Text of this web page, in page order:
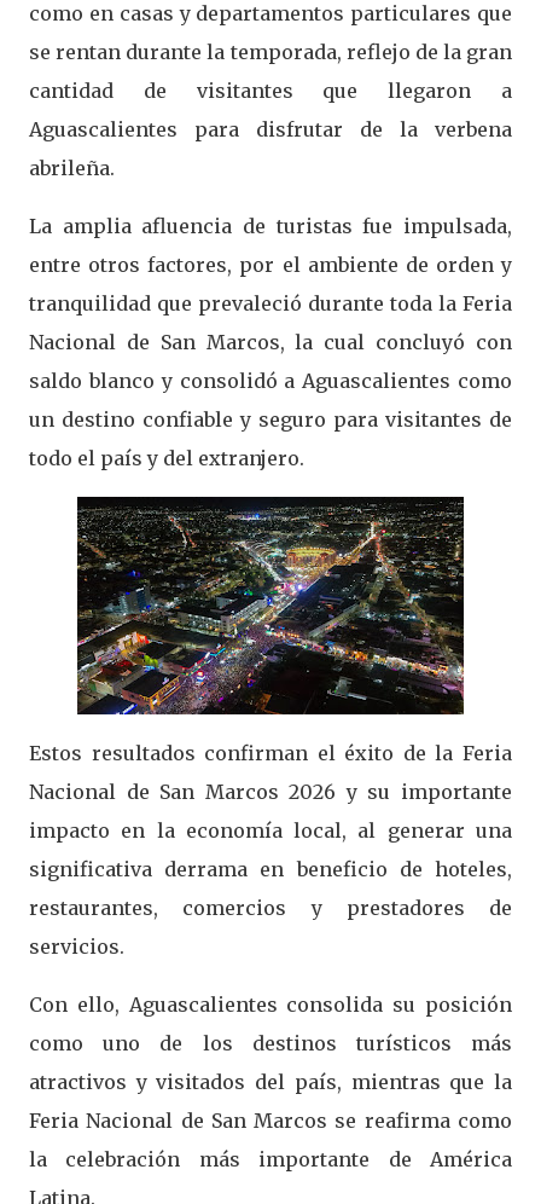
como en casas y departamentos particulares que
se rentan durante la temporada, reflejo de la gran
cantidad de visitantes que llegaron a
Aguascalientes para disfrutar de la verbena
abrileña.
La amplia afluencia de turistas fue impulsada,
entre otros factores, por el ambiente de orden y
tranquilidad que prevaleció durante toda la Feria
Nacional de San Marcos, la cual concluyó con
saldo blanco y consolidó a Aguascalientes como
un destino confiable y seguro para visitantes de
todo el país y del extranjero.
Estos resultados confirman el éxito de la Feria
Nacional de San Marcos 2026 y su importante
impacto en la economía local, al generar una
significativa derrama en beneficio de hoteles,
restaurantes, comercios y prestadores de
servicios.
Con ello, Aguascalientes consolida su posición
como uno de los destinos turísticos más
atractivos y visitados del país, mientras que la
Feria Nacional de San Marcos se reafirma como
la celebración más importante de América
Latina.